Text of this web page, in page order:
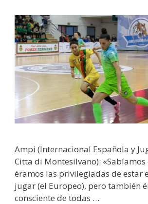
Ampi (Internacional Española y
Citta di Montesilvano):
éramos las privilegiadas de estar
jugar (el Europeo), pero también
consciente de todas …